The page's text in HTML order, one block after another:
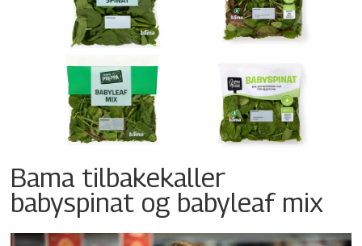
Bama tilbakekaller
babyspinat og babyleaf mix